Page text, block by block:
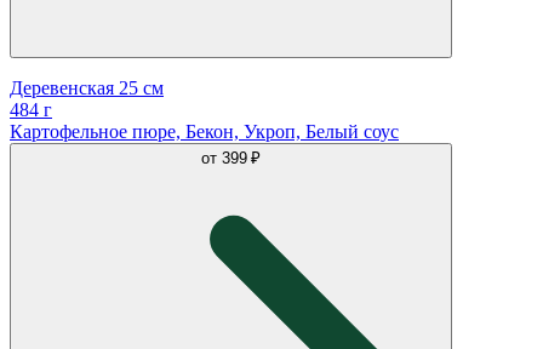
Деревенская 25 см
484 г
Картофельное пюре, Бекон, Укроп, Белый соус
от 399 ₽